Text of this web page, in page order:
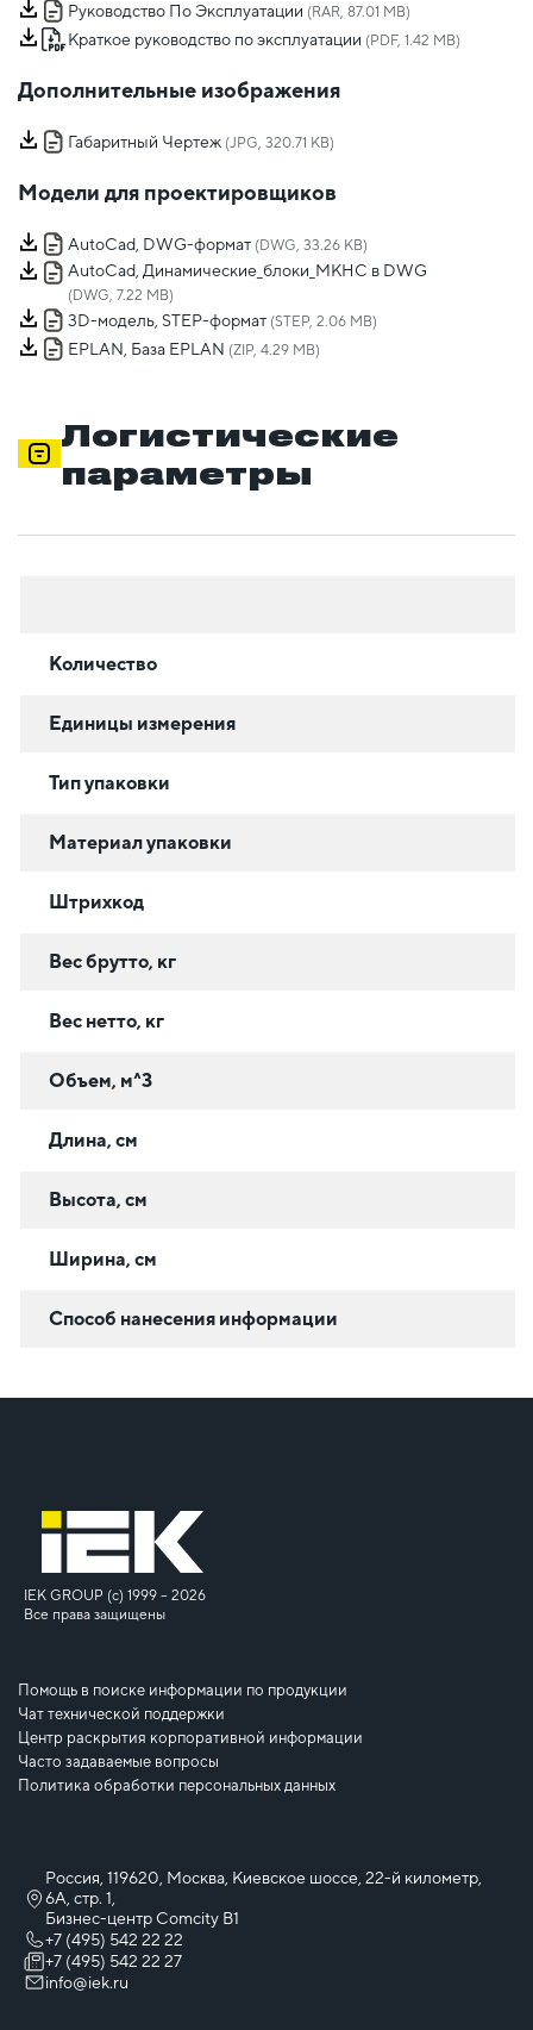
Руководство По Эксплуатации (RAR, 87.01 MB)
Краткое руководство по эксплуатации (PDF, 1.42 MB)
Дополнительные изображения
Габаритный Чертеж (JPG, 320.71 KB)
Модели для проектировщиков
AutoCad, DWG-формат (DWG, 33.26 KB)
AutoCad, Динамические_блоки_МКНС в DWG
(DWG, 7.22 MB)
3D-модель, STEP-формат (STEP, 2.06 MB)
EPLAN, База EPLAN (ZIP, 4.29 MB)
Логистические
параметры
Количество
Единицы измерения
Тип упаковки
Материал упаковки
Штрихкод
Вес брутто, кг
Вес нетто, кг
Объем, м^3
Длина, см
Высота, см
Ширина, см
Способ нанесения информации
IEK GROUP (c) 1999 – 2026
Все права защищены
Помощь в поиске информации по продукции
Чат технической поддержки
Центр раскрытия корпоративной информации
Часто задаваемые вопросы
Политика обработки персональных данных
Россия, 119620, Москва, Киевское шоссе, 22-й километр,
6А, стр. 1,
Бизнес-центр Comcity B1
+7 (495) 542 22 22
+7 (495) 542 22 27
info@iek.ru